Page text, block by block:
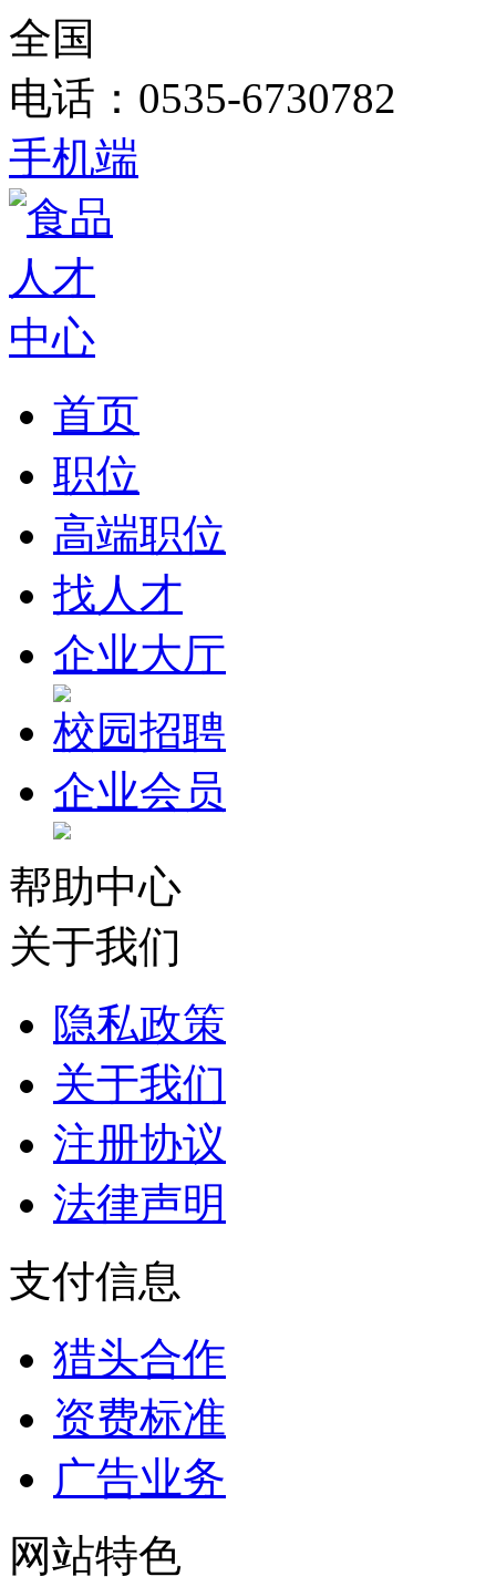
全国
电话：0535-6730782
手机端
首页
职位
高端职位
找人才
企业大厅
校园招聘
企业会员
帮助中心
关于我们
隐私政策
关于我们
注册协议
法律声明
支付信息
猎头合作
资费标准
广告业务
网站特色